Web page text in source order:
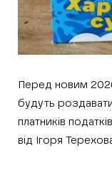
Перед новим
будуть
платників
від Ігоря